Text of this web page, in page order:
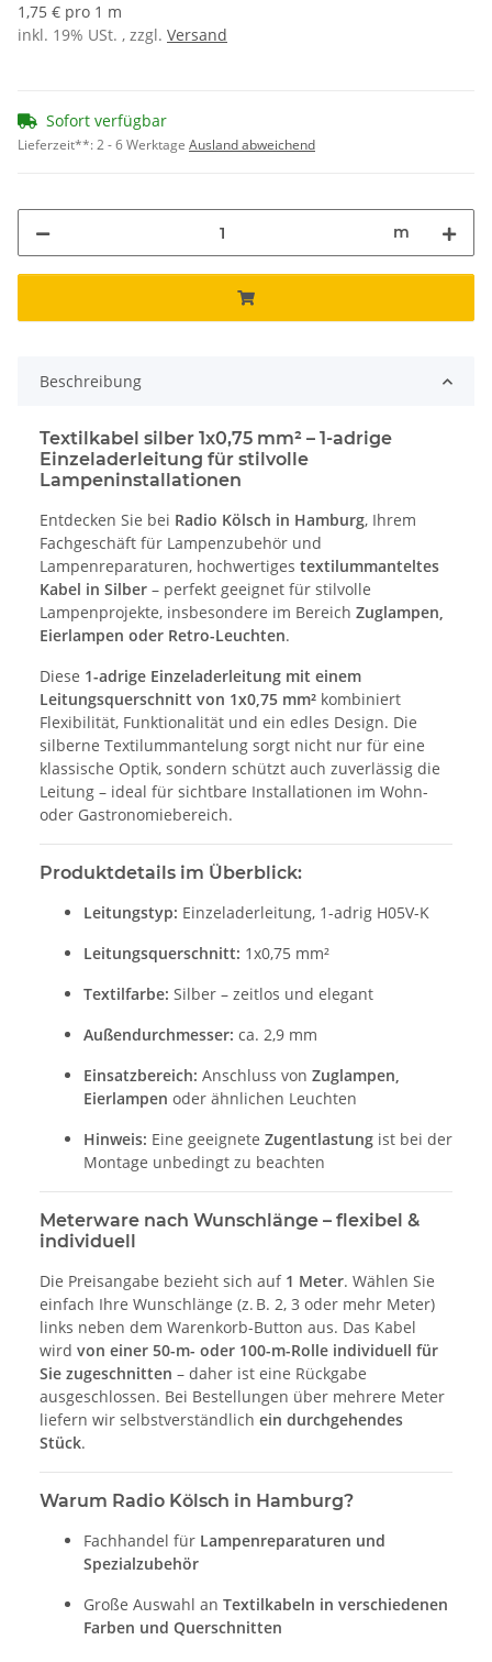
1,75 € pro 1 m
inkl. 19% USt. , zzgl. Versand
Sofort verfügbar
Lieferzeit**:2 - 6 Werktage Ausland abweichend
m
Beschreibung
Textilkabel silber 1x0,75 mm² – 1-adrige
Einzeladerleitung für stilvolle
Lampeninstallationen
Entdecken Sie bei Radio Kölsch in Hamburg, Ihrem
Fachgeschäft für Lampenzubehör und
Lampenreparaturen, hochwertiges textilummanteltes
Kabel in Silber – perfekt geeignet für stilvolle
Lampenprojekte, insbesondere im Bereich Zuglampen,
Eierlampen oder Retro-Leuchten.
Diese 1-adrige Einzeladerleitung mit einem
Leitungsquerschnitt von 1x0,75 mm² kombiniert
Flexibilität, Funktionalität und ein edles Design. Die
silberne Textilummantelung sorgt nicht nur für eine
klassische Optik, sondern schützt auch zuverlässig die
Leitung – ideal für sichtbare Installationen im Wohn-
oder Gastronomiebereich.
Produktdetails im Überblick:
Leitungstyp: Einzeladerleitung, 1-adrig H05V-K
Leitungsquerschnitt: 1x0,75 mm²
Textilfarbe: Silber – zeitlos und elegant
Außendurchmesser: ca. 2,9 mm
Einsatzbereich: Anschluss von Zuglampen,
Eierlampen oder ähnlichen Leuchten
Hinweis: Eine geeignete Zugentlastung ist bei der
Montage unbedingt zu beachten
Meterware nach Wunschlänge – flexibel &
individuell
Die Preisangabe bezieht sich auf 1 Meter. Wählen Sie
einfach Ihre Wunschlänge (z. B. 2, 3 oder mehr Meter)
links neben dem Warenkorb-Button aus. Das Kabel
wird von einer 50-m- oder 100-m-Rolle individuell für
Sie zugeschnitten – daher ist eine Rückgabe
ausgeschlossen. Bei Bestellungen über mehrere Meter
liefern wir selbstverständlich ein durchgehendes
Stück.
Warum Radio Kölsch in Hamburg?
Fachhandel für Lampenreparaturen und
Spezialzubehör
Große Auswahl an Textilkabeln in verschiedenen
Farben und Querschnitten